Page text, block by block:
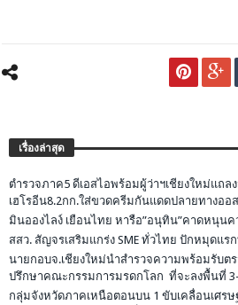
เรื่องล่าสุด
ตำรวจภาค5 ดีเอสไอพร้อมผู้ว่าฯเชียงใหม่แถล
เฮโรอีน8.2กก.ใส่ขวดครีมกันแดดปลายทางออส
มินอองไลง์ เยือนไทย หารือ”อนุทิน”คาดหนุน
สสว. สัญจรเสริมแกร่ง SME ทั่วไทย ปักหมุดแร
นายกอบจ.เชียงใหม่นำสำรวจความพร้อมรับต
ปรึกษาคณะกรรมการมรดกโลก ที่จะลงพื้นที่
กลุ่มจังหวัดภาคเหนือตอนบน 1 ขับเคลื่อนเศรษ